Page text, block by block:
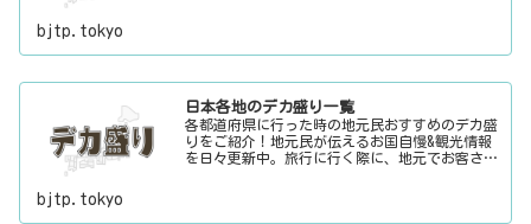
bjtp.tokyo
日本各地のデカ盛り一覧
各都道府県に行った時の地元民おすすめのデカ盛
りをご紹介！地元民が伝えるお国自慢&観光情報
を日々更新中。旅行に行く際に、地元でお客さん
bjtp.tokyo